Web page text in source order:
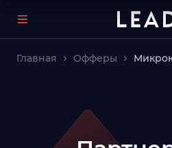
Главная Офферы